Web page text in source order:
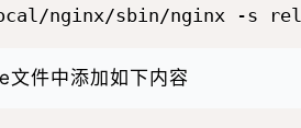
件中添加如下内容